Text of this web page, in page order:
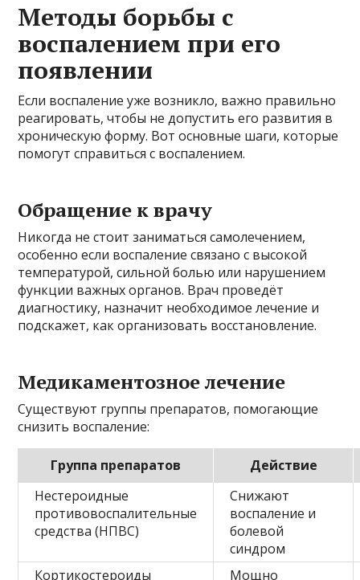
Методы борьбы с
воспалением при его
появлении
Если воспаление уже возникло, важно правильно
реагировать, чтобы не допустить его развития в
хроническую форму. Вот основные шаги, которые
помогут справиться с воспалением.
Обращение к врачу
Никогда не стоит заниматься самолечением,
особенно если воспаление связано с высокой
температурой, сильной болью или нарушением
функции важных органов. Врач проведёт
диагностику, назначит необходимое лечение и
подскажет, как организовать восстановление.
Медикаментозное лечение
Существуют группы препаратов, помогающие
снизить воспаление:
Группа препаратов
Действие
Нестероидные
противовоспалительные
средства (НПВС)
Снижают
воспаление и
болевой
синдром
Кортикостероиды
Мощно